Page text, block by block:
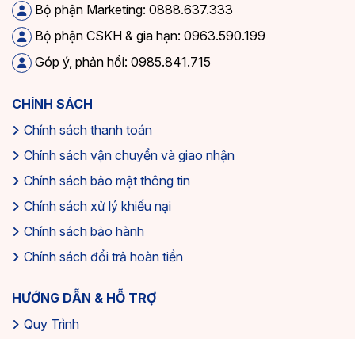
Bộ phận Marketing: 0888.637.333
Bộ phận CSKH & gia hạn: 0963.590.199
Góp ý, phản hồi: 0985.841.715
CHÍNH SÁCH
Chính sách thanh toán
Chính sách vận chuyển và giao nhận
Chính sách bảo mật thông tin
Chính sách xử lý khiếu nại
Chính sách bảo hành
Chính sách đổi trả hoàn tiền
HƯỚNG DẪN & HỖ TRỢ
Quy Trình